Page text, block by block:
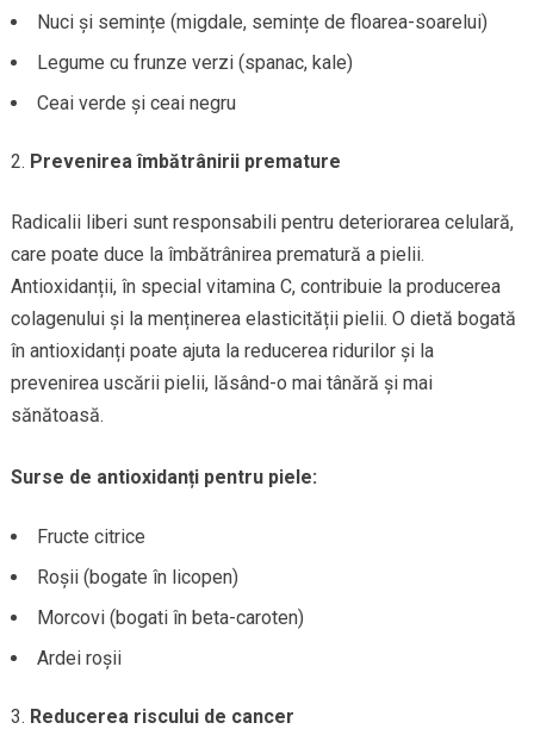
Nuci și semințe (migdale, semințe de floarea-soarelui)
Legume cu frunze verzi (spanac, kale)
Ceai verde și ceai negru
Prevenirea îmbătrânirii premature
Radicalii liberi sunt responsabili pentru deteriorarea celulară,
care poate duce la îmbătrânirea prematură a pielii.
Antioxidanții, în special vitamina C, contribuie la producerea
colagenului și la menținerea elasticității pielii. O dietă bogată
în antioxidanți poate ajuta la reducerea ridurilor și la
prevenirea uscării pielii, lăsând-o mai tânără și mai
sănătoasă.
Surse de antioxidanți pentru piele:
Fructe citrice
Roșii (bogate în licopen)
Morcovi (bogati în beta-caroten)
Ardei roșii
Reducerea riscului de cancer